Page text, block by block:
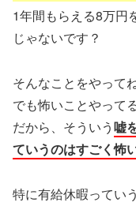
1年間もらえる8万円
じゃないです？
そんなことをやって
でも怖いことやって
だから、そういう嘘
ていうのはすごく怖
特に有給休暇ってい